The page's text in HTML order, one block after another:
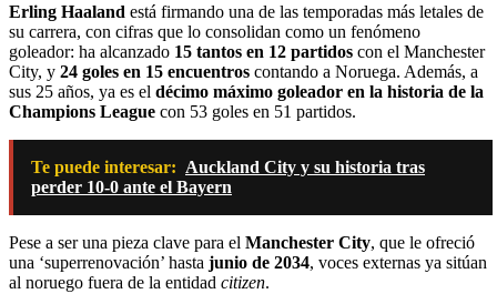
Erling Haaland está firmando una de las temporadas más letales de
su carrera, con cifras que lo consolidan como un fenómeno
goleador: ha alcanzado 15 tantos en 12 partidos con el Manchester
City, y 24 goles en 15 encuentros contando a Noruega. Además, a
sus 25 años, ya es el décimo máximo goleador en la historia de la
Champions League con 53 goles en 51 partidos.
Te puede interesar: Auckland City y su historia tras
perder 10-0 ante el Bayern
Pese a ser una pieza clave para el Manchester City, que le ofreció
una ‘superrenovación’ hasta junio de 2034, voces externas ya sitúan
al noruego fuera de la entidad citizen.